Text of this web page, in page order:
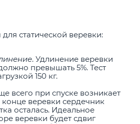
статической веревки:
. Удлинение веревки
превышать 5%. Тест
150 кг.
всего при спуске возникает
конце веревки сердечник
осталась. Идеальное
веревки будет сдвиг